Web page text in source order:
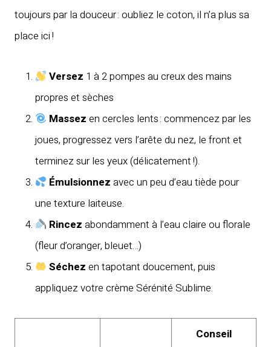
toujours par la douceur : oubliez le coton, il n’a plus sa
place ici !
Versez 1 à 2 pompes au creux des mains
propres et sèches
Massez en cercles lents : commencez par les
joues, progressez vers l’arête du nez, le front et
terminez sur les yeux (délicatement !).
Émulsionnez avec un peu d’eau tiède pour
une texture laiteuse.
Rincez abondamment à l’eau claire ou florale
(fleur d’oranger, bleuet…)
Séchez en tapotant doucement, puis
appliquez votre crème Sérénité Sublime.
Conseil